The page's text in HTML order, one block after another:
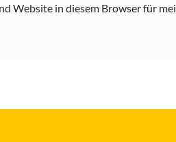
Website in diesem Browser für